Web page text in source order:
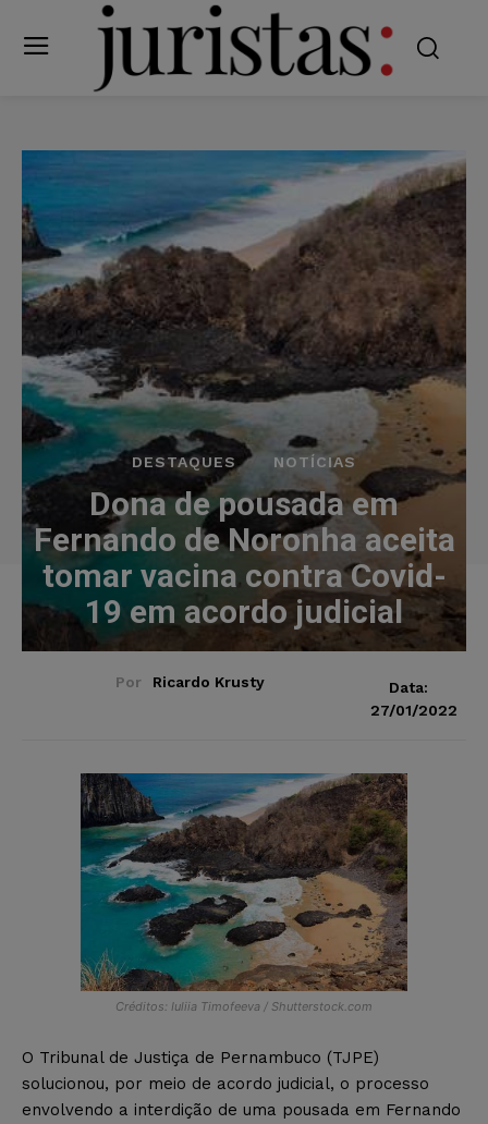
DESTAQUES NOTÍCIAS
Dona de pousada em
Fernando de Noronha aceita
tomar vacina contra Covid-
19 em acordo judicial
Por Ricardo Krusty
Data:
27/01/2022
Créditos: Iuliia Timofeeva / Shutterstock.com
O Tribunal de Justiça de Pernambuco (TJPE)
solucionou, por meio de acordo judicial, o processo
envolvendo a interdição de uma pousada em Fernando